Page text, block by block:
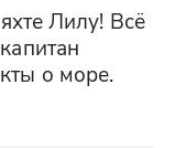
Лилу! Всё
о море.